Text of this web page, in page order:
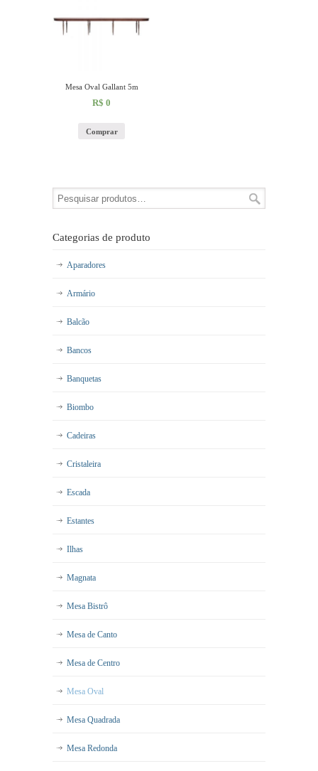
Mesa Oval Gallant 5m
R$ 0
Comprar
Categorias de produto
Aparadores
Armário
Balcão
Bancos
Banquetas
Biombo
Cadeiras
Cristaleira
Escada
Estantes
Ilhas
Magnata
Mesa Bistrô
Mesa de Canto
Mesa de Centro
Mesa Oval
Mesa Quadrada
Mesa Redonda